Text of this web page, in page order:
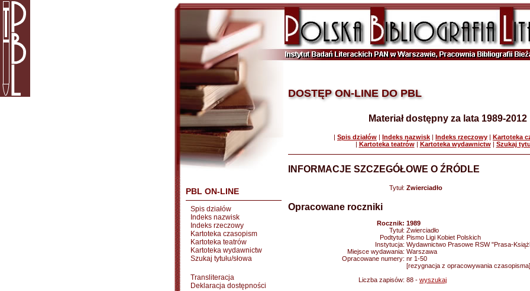
PBL ON-LINE
Spis działów
Indeks nazwisk
Indeks rzeczowy
Kartoteka czasopism
Kartoteka teatrów
Kartoteka wydawnictw
Szukaj tytułu/słowa
Transliteracja
Deklaracja dostępności
DOSTĘP ON-LINE DO PBL
Materiał dostępny za lata 1989-2012
| Spis działów | Indeks nazwisk | Indeks rzeczowy | Kartoteka
| Kartoteka teatrów| Kartoteka wydawnictw| Szukaj
INFORMACJE SZCZEGÓŁOWE O ŹRÓDLE
Tytuł: Zwierciadło
Opracowane roczniki
Rocznik: 1989
Tytuł: Zwierciadło
Podtytuł: Pismo Ligi Kobiet Polskich
Instytucja: Wydawnictwo Prasowe RSW "Prasa-
Miejsce wydawania: Warszawa
Opracowane numery: nr 1-50
[rezygnacja z opracowywania czasopisma]
Liczba zapisów: 88 - wyszukaj